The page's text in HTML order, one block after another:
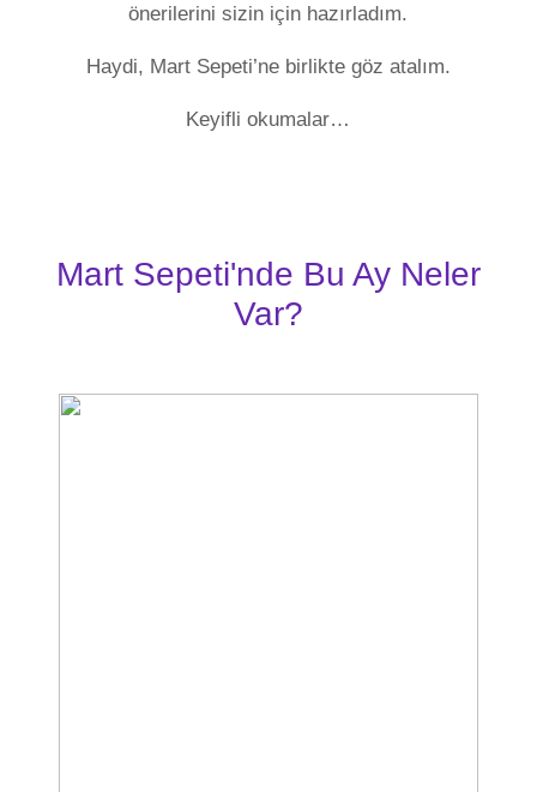
önerilerini sizin için hazırladım.
Haydi, Mart Sepeti’ne birlikte göz atalım.
Keyifli okumalar…
Mart Sepeti'nde Bu Ay Neler
Var?